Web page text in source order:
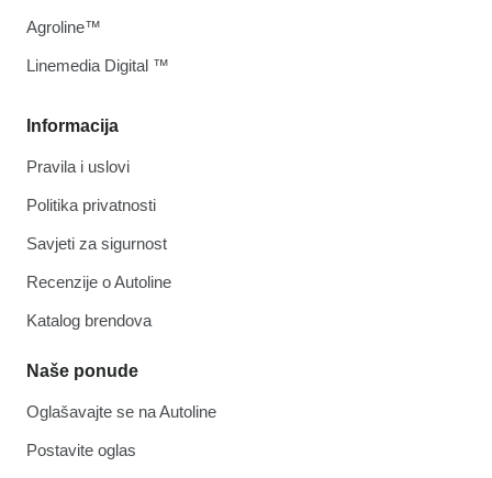
Informacija
Pravila i uslovi
Politika privatnosti
Savjeti za sigurnost
Recenzije o Autoline
Katalog brendova
Naše ponude
Oglašavajte se na Autoline
Postavite oglas
Agroline™
Linemedia Digital ™